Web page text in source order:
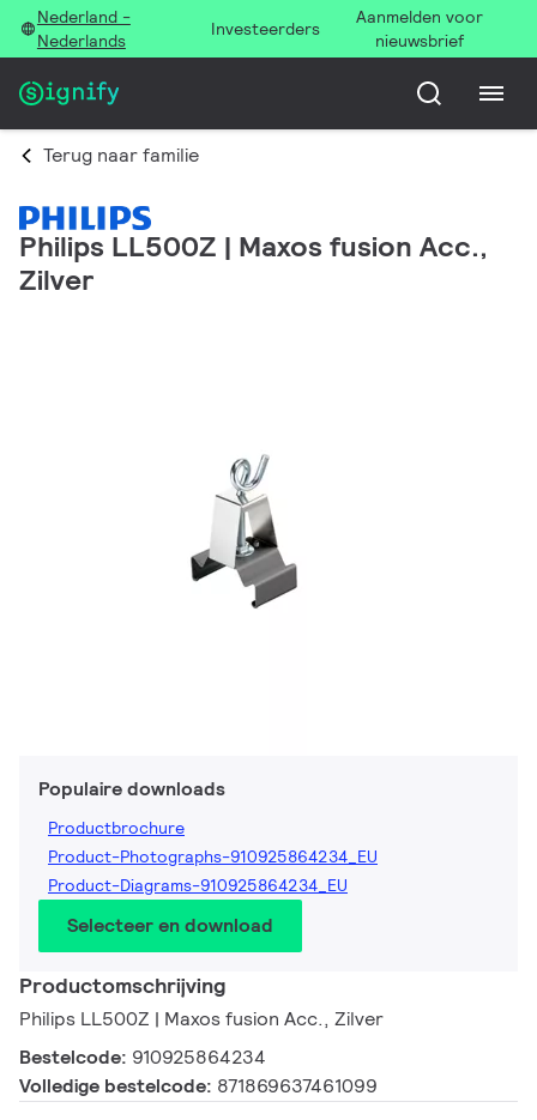
Nederland -
Nederlands
Investeerders
Aanmelden voor
nieuwsbrief
Terug naar familie
Philips LL500Z | Maxos fusion Acc.,
Zilver
Populaire downloads
Productbrochure
Product-Photographs-910925864234_EU
Product-Diagrams-910925864234_EU
Selecteer en download
Productomschrijving
Philips LL500Z | Maxos fusion Acc., Zilver
Bestelcode: 910925864234
Volledige bestelcode: 871869637461099